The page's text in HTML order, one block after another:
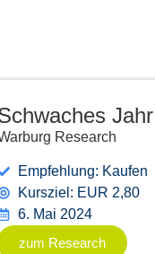
Research
Empfehlung: Kaufen
Kursziel: EUR 2,80
6. Mai 2024
zum Research